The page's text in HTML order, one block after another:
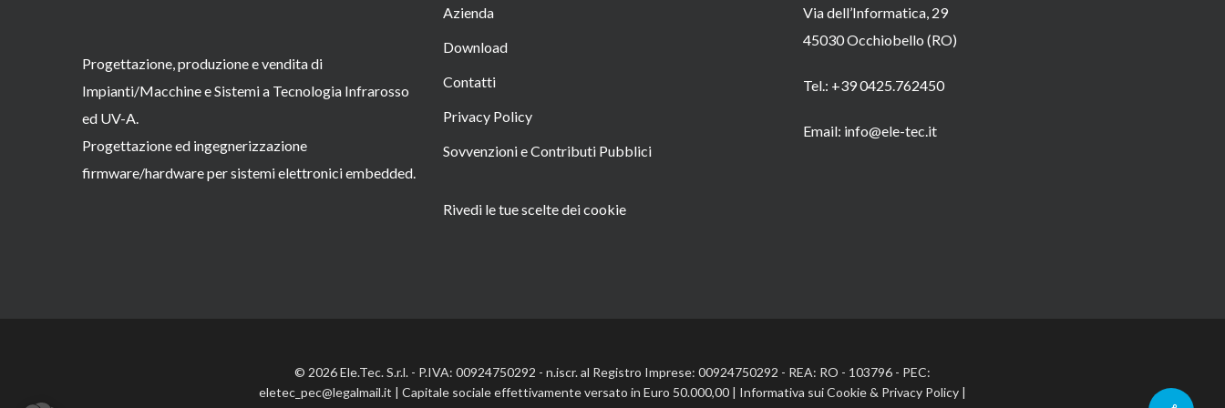
Progettazione, produzione e vendita di
Impianti/Macchine e Sistemi a Tecnologia Infrarosso
ed UV-A.
Progettazione ed ingegnerizzazione
firmware/hardware per sistemi elettronici embedded.
Azienda
Download
Contatti
Privacy Policy
Sovvenzioni e Contributi Pubblici
Rivedi le tue scelte dei cookie
Via dell’Informatica, 29
45030 Occhiobello (RO)
Tel.: +39 0425.762450
Email: info@ele-tec.it
© 2026 Ele.Tec. S.r.l. - P.IVA: 00924750292 - n.iscr. al Registro Imprese: 00924750292 - REA: RO - 103796 - PEC:
eletec_pec@legalmail.it | Capitale sociale effettivamente versato in Euro 50.000,00 | Informativa sui Cookie& Privacy Policy|